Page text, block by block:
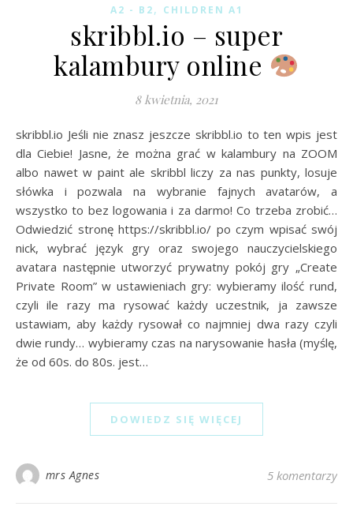
A2 - B2, CHILDREN A1
skribbl.io – super
kalambury online
8 kwietnia, 2021
skribbl.io Jeśli nie znasz jeszcze skribbl.io to ten wpis jest
dla Ciebie! Jasne, że można grać w kalambury na ZOOM
albo nawet w paint ale skribbl liczy za nas punkty, losuje
słówka i pozwala na wybranie fajnych avatarów, a
wszystko to bez logowania i za darmo! Co trzeba zrobić…
Odwiedzić stronę https://skribbl.io/ po czym wpisać swój
nick, wybrać język gry oraz swojego nauczycielskiego
avatara następnie utworzyć prywatny pokój gry „Create
Private Room” w ustawieniach gry: wybieramy ilość rund,
czyli ile razy ma rysować każdy uczestnik, ja zawsze
ustawiam, aby każdy rysował co najmniej dwa razy czyli
dwie rundy… wybieramy czas na narysowanie hasła (myślę,
że od 60s. do 80s. jest…
DOWIEDZ SIĘ WIĘCEJ
mrs Agnes 5 komentarzy